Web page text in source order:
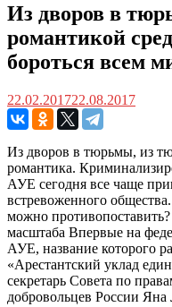
Из дворов в
романтикой
бороться всем
22.02.201722.08.2017
Из дворов в тюрьмы, из
романтика.
АУЕ сегодня все чаще
встревоженного
можно
масштаба Впервые на
АУЕ, название которого
«Арестантский уклад
секретарь Совета по
добровольцев России Яна